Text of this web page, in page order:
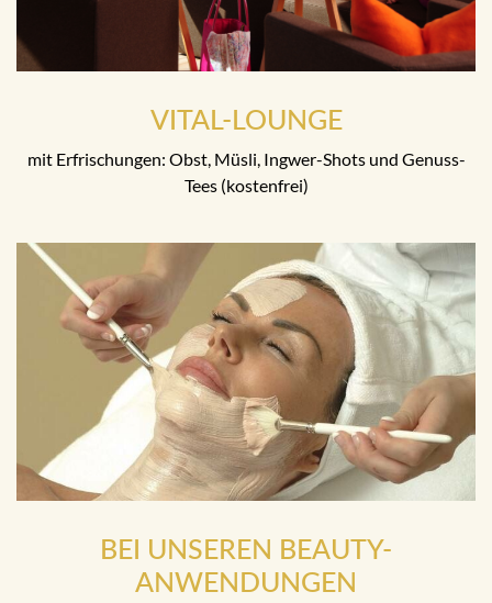
VITAL-LOUNGE
mit Erfrischungen: Obst, Müsli, Ingwer-Shots und Genuss-
Tees (kostenfrei)
BEI UNSEREN BEAUTY-
ANWENDUNGEN